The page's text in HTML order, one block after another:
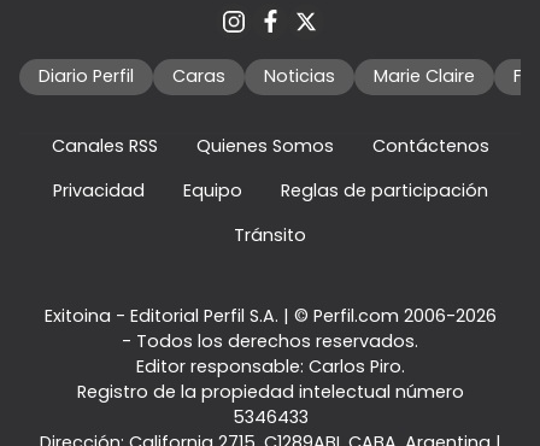
Diario Perfil Caras Noticias Marie Claire
Canales RSS Quienes Somos
Contáctenos
Privacidad
Equipo
Reglas de participación
Tránsito
Exitoina - Editorial Perfil S.A. | © Perfil.com 2006-2026
- Todos los derechos reservados.
Editor responsable: Carlos Piro.
Registro de la propiedad intelectual número
5346433